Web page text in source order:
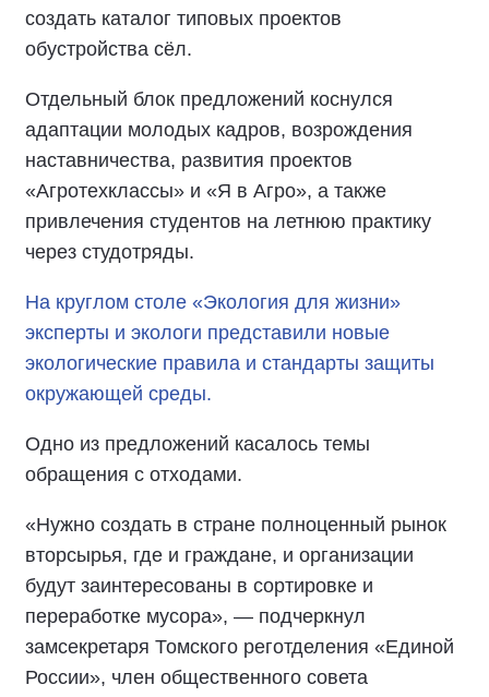
создать каталог типовых проектов
обустройства сёл.
Отдельный блок предложений коснулся
адаптации молодых кадров, возрождения
наставничества, развития проектов
«Агротехклассы» и «Я в Агро», а также
привлечения студентов на летнюю практику
через студотряды.
На круглом столе «Экология для жизни»
эксперты и экологи представили новые
экологические правила и стандарты защиты
окружающей среды.
Одно из предложений касалось темы
обращения с отходами.
«Нужно создать в стране полноценный рынок
вторсырья, где и граждане, и организации
будут заинтересованы в сортировке и
переработке мусора», — подчеркнул
замсекретаря Томского реготделения «Единой
России», член общественного совета